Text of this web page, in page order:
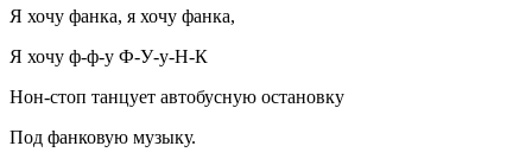
Я хочу фанка, я хочу фанка,
Я хочу ф-ф-у Ф-У-у-Н-К
Нон-стоп танцует автобусную остановку
Под фанковую музыку.